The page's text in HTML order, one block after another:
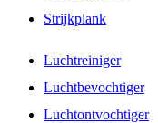
Strijkplank
Luchtreiniger
Luchtbevochtiger
Luchtontvochtiger